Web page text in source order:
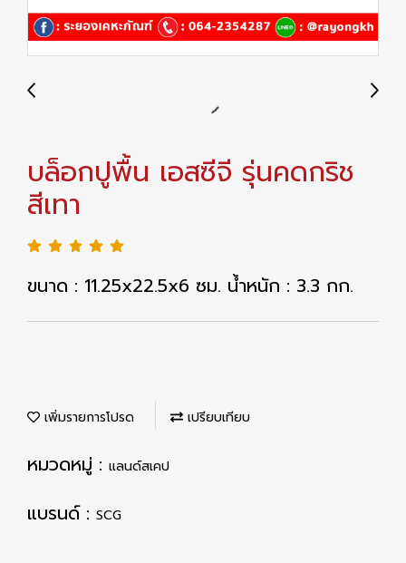
บล็อกปูพื้น เอสซีจี รุ่นคดกริช
สีเทา
ขนาด : 11.25x22.5x6 ซม. น้ำหนัก : 3.3 กก.
เพิ่มรายการโปรด เปรียบเทียบ
หมวดหมู่ : แลนด์สเคป
แบรนด์ : SCG